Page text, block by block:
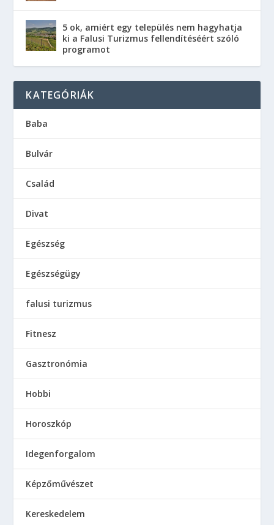
5 ok, amiért egy település nem hagyhatja
ki a Falusi Turizmus fellendítéséért szóló
programot
KATEGÓRIÁK
Baba
Bulvár
Család
Divat
Egészség
Egészségügy
falusi turizmus
Fitnesz
Gasztronómia
Hobbi
Horoszkóp
Idegenforgalom
Képzőművészet
Kereskedelem